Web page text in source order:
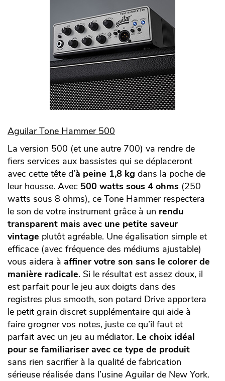
Aguilar Tone Hammer 500
La version 500 (et une autre 700) va rendre de
fiers services aux bassistes qui se déplaceront
avec cette tête d’à peine 1,8 kg dans la poche de
leur housse. Avec 500 watts sous 4 ohms (250
watts sous 8 ohms), ce Tone Hammer respectera
le son de votre instrument grâce à un rendu
transparent mais avec une petite saveur
vintage plutôt agréable. Une égalisation simple et
efficace (avec fréquence des médiums ajustable)
vous aidera à affiner votre son sans le colorer de
manière radicale. Si le résultat est assez doux, il
est parfait pour le jeu aux doigts dans des
registres plus smooth, son potard Drive apportera
le petit grain discret supplémentaire qui aide à
faire grogner vos notes, juste ce qu’il faut et
parfait avec un jeu au médiator. Le choix idéal
pour se familiariser avec ce type de produit
sans rien sacrifier à la qualité de fabrication
sérieuse réalisée dans l’usine Aguilar de New York.